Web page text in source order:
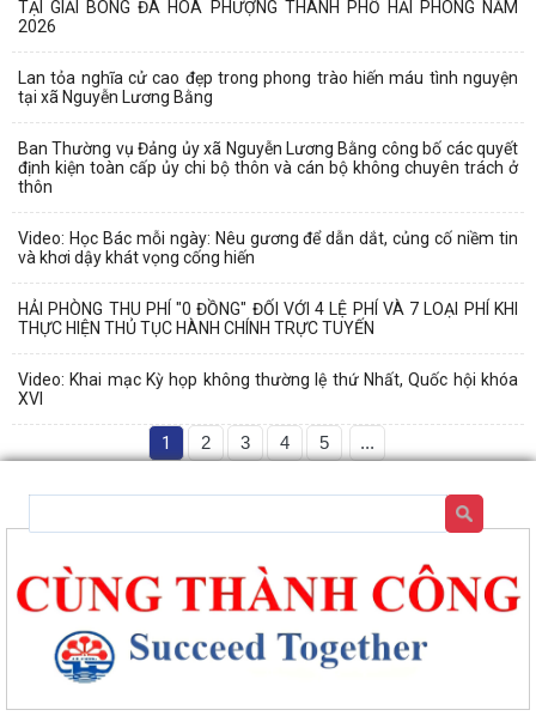
TẠI GIẢI BÓNG ĐÁ HOA PHƯỢNG THÀNH PHỐ HẢI PHÒNG NĂM
2026
Lan tỏa nghĩa cử cao đẹp trong phong trào hiến máu tình nguyện
tại xã Nguyễn Lương Bằng
Ban Thường vụ Đảng ủy xã Nguyễn Lương Bằng công bố các quyết
định kiện toàn cấp ủy chi bộ thôn và cán bộ không chuyên trách ở
thôn
Video: Học Bác mỗi ngày: Nêu gương để dẫn dắt, củng cố niềm tin
và khơi dậy khát vọng cống hiến
HẢI PHÒNG THU PHÍ "0 ĐỒNG" ĐỐI VỚI 4 LỆ PHÍ VÀ 7 LOẠI PHÍ KHI
THỰC HIỆN THỦ TỤC HÀNH CHÍNH TRỰC TUYẾN
Video: Khai mạc Kỳ họp không thường lệ thứ Nhất, Quốc hội khóa
XVI
1 2 3 4 5 ...